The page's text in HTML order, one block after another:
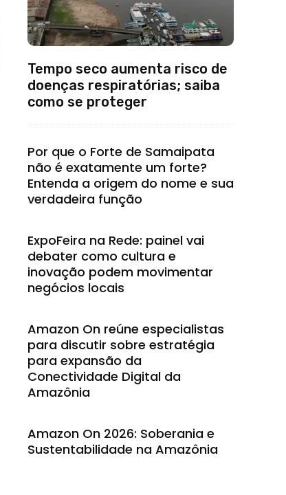
Tempo seco aumenta risco de
doenças respiratórias; saiba
como se proteger
Por que o Forte de Samaipata
não é exatamente um forte?
Entenda a origem do nome e sua
verdadeira função
ExpoFeira na Rede: painel vai
debater como cultura e
inovação podem movimentar
negócios locais
Amazon On reúne especialistas
para discutir sobre estratégia
para expansão da
Conectividade Digital da
Amazônia
Amazon On 2026: Soberania e
Sustentabilidade na Amazônia